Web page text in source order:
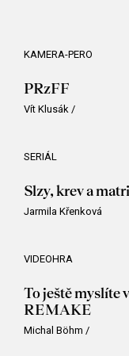
KAMERA-PERO
PRzFF
Vít Klusák /
SERIÁL
Jarmila Křenková
VIDEOHRA
To ještě myslíte
REMAKE
Michal Böhm /